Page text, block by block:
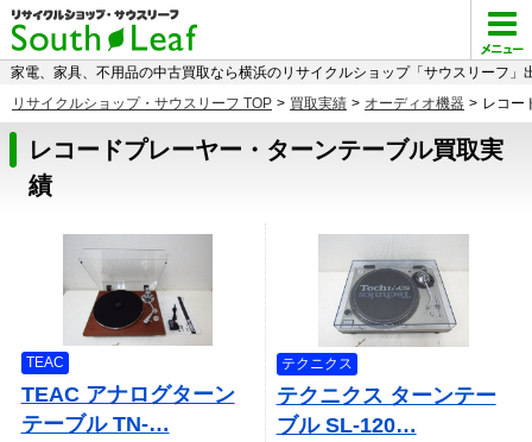
家電、家具、不用品の中古買取なら横浜のリサイクルショップ「サウスリーフ」
リサイクルショップ・サウスリーフ TOP > 買取実績 > オーディオ機器 > レコー
レコードプレーヤー・ターンテーブル買取実
績
TEAC
TEAC アナログターン
テーブル TN-…
テクニクス
テクニクス ターンテー
ブル SL-120…